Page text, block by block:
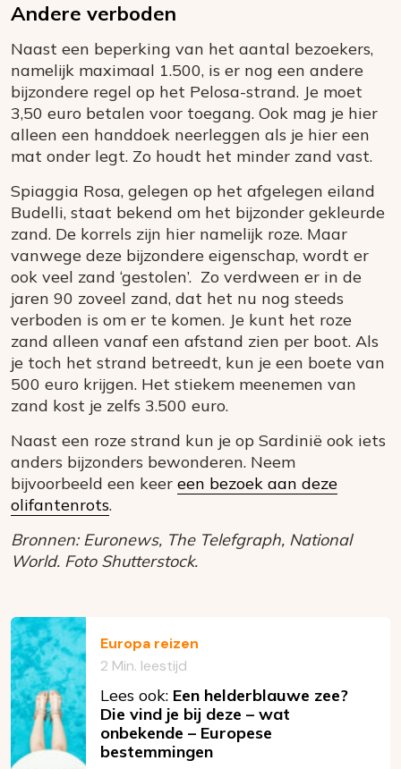
Andere verboden
Naast een beperking van het aantal bezoekers,
namelijk maximaal 1.500, is er nog een andere
bijzondere regel op het Pelosa-strand. Je moet
3,50 euro betalen voor toegang. Ook mag je hier
alleen een handdoek neerleggen als je hier een
mat onder legt. Zo houdt het minder zand vast.
Spiaggia Rosa, gelegen op het afgelegen eiland
Budelli, staat bekend om het bijzonder gekleurde
zand. De korrels zijn hier namelijk roze. Maar
vanwege deze bijzondere eigenschap, wordt er
ook veel zand ‘gestolen’. Zo verdween er in de
jaren 90 zoveel zand, dat het nu nog steeds
verboden is om er te komen. Je kunt het roze
zand alleen vanaf een afstand zien per boot. Als
je toch het strand betreedt, kun je een boete van
500 euro krijgen. Het stiekem meenemen van
zand kost je zelfs 3.500 euro.
Naast een roze strand kun je op Sardinië ook iets
anders bijzonders bewonderen. Neem
bijvoorbeeld een keer een bezoek aan deze
olifantenrots.
Bronnen: Euronews, The Telefgraph, National
World. Foto Shutterstock.
Europa reizen
2 Min. leestijd
Lees ook: Een helderblauwe zee?
Die vind je bij deze – wat
onbekende – Europese
bestemmingen